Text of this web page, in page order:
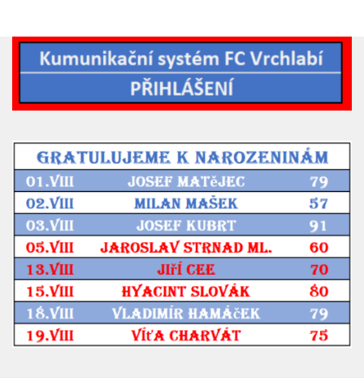
2018/19
2017/18
2014/15
2016/17
Vzkazy
B tým
Zápasy MB 2026/27
Hráči
Realizační tým
Historie MB
Zápasy MB 2025/26